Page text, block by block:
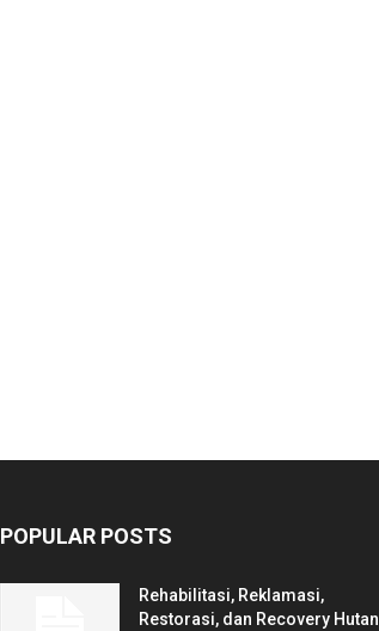
POPULAR POSTS
Rehabilitasi, Reklamasi,
Restorasi, dan Recovery Hutan